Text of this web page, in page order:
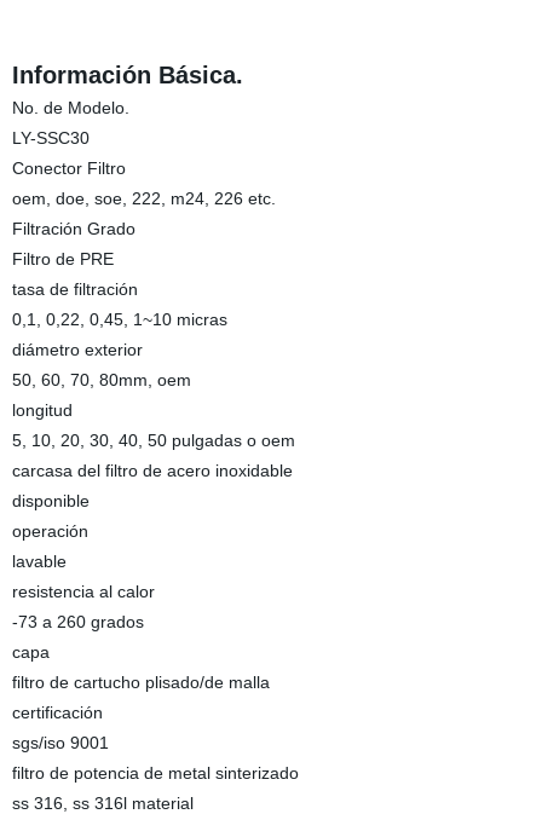
Información Básica.
No. de Modelo.
LY-SSC30
Conector Filtro
oem, doe, soe, 222, m24, 226 etc.
Filtración Grado
Filtro de PRE
tasa de filtración
0,1, 0,22, 0,45, 1~10 micras
diámetro exterior
50, 60, 70, 80mm, oem
longitud
5, 10, 20, 30, 40, 50 pulgadas o oem
carcasa del filtro de acero inoxidable
disponible
operación
lavable
resistencia al calor
-73 a 260 grados
capa
filtro de cartucho plisado/de malla
certificación
sgs/iso 9001
filtro de potencia de metal sinterizado
ss 316, ss 316l material